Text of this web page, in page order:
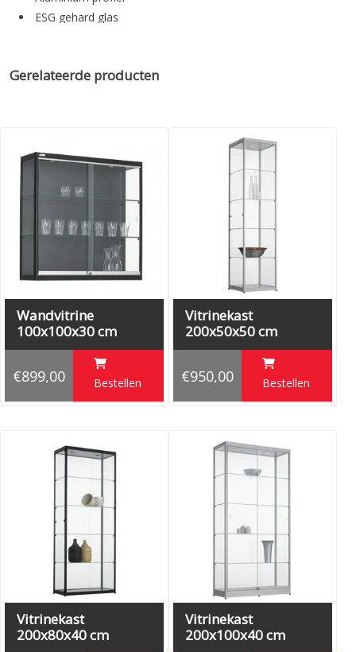
ESG gehard glas
4 legborden (traploos verstelbaar)
Gerelateerde producten
Wandvitrine
100x100x30 cm
€899,00 Bestellen
Vitrinekast
200x50x50 cm
€950,00 Bestellen
Vitrinekast
200x80x40 cm
Vitrinekast
200x100x40 cm